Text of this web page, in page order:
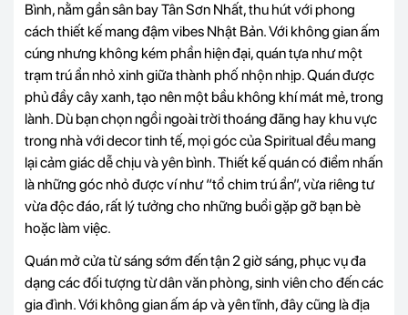
Bình, nằm gần sân bay Tân Sơn Nhất, thu hút với phong
cách thiết kế mang đậm vibes Nhật Bản. Với không gian ấm
cúng nhưng không kém phần hiện đại, quán tựa như một
trạm trú ẩn nhỏ xinh giữa thành phố nhộn nhịp. Quán được
phủ đầy cây xanh, tạo nên một bầu không khí mát mẻ, trong
lành. Dù bạn chọn ngồi ngoài trời thoáng đãng hay khu vực
trong nhà với decor tinh tế, mọi góc của Spiritual đều mang
lại cảm giác dễ chịu và yên bình. Thiết kế quán có điểm nhấn
là những góc nhỏ được ví như “tổ chim trú ẩn”, vừa riêng tư
vừa độc đáo, rất lý tưởng cho những buổi gặp gỡ bạn bè
hoặc làm việc.
Quán mở cửa từ sáng sớm đến tận 2 giờ sáng, phục vụ đa
dạng các đối tượng từ dân văn phòng, sinh viên cho đến các
gia đình. Với không gian ấm áp và yên tĩnh, đây cũng là địa